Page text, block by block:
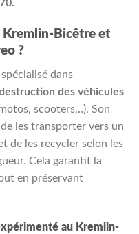
Kremlin-Bicêtre et
?
dans
des véhicules
scooters…). Son
les transporter vers un
de les recycler selon les
Cela garantit la
en préservant
au Kremlin-